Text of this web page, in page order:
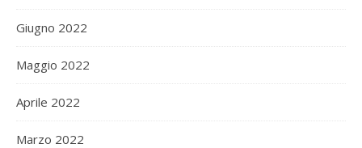
Giugno 2022
Maggio 2022
Aprile 2022
Marzo 2022